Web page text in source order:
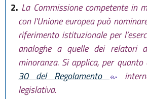
2. La Commissione competente in
con l'Unione europea può
riferimento istituzionale per
analoghe a quelle dei relatori
minoranza. Si applica, per quanto
30 del Regolamento
legislativa.